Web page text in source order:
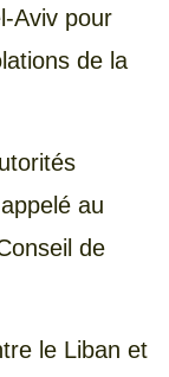
Aviv pour
de la
au
de
le Liban et